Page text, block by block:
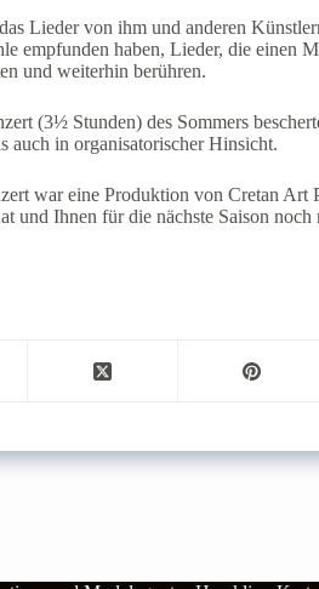
Lieder von ihm und anderen
empfunden haben, Lieder, die einen
und weiterhin berühren.
(3½ Stunden) des Sommers
auch in organisatorischer Hinsicht.
war eine Produktion von Cretan
und Ihnen für die nächste Saison noch